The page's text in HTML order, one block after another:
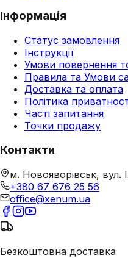
Інформація
Статус замовлення
Інструкції
Умови повернення
Правила та Умови
Доставка та оплата
Політика
Часті запитання
Точки продажу
Контакти
м. Новояворівськ, вул.
+380 67 676 25 56
office@xenum.ua
Безкоштовна доставка